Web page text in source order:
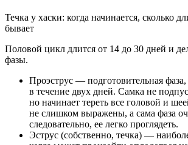
Течка у хаски: когда начинается, сколько
бывает
Половой цикл длится от 14 до 30 дней и
фазы.
Проэструс — подготовительная
в течение двух дней. Самка не
но начинает тереть все головой и
не слишком выражены, а сама фаза
следовательно, ее легко проглядеть.
Эструс (собственно, течка) —